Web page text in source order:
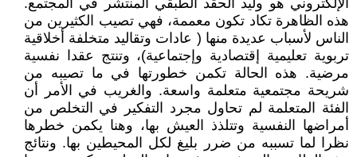
الإلكتروني هو وليد الحقد الطبقي المنتشر في المجتمع.
هذه الظاهرة تكاد تكون معممة، فهي تصيب الكثيرين من
الناس لأسباب عديدة منها ( عادات وتقاليد متخلفة أخلاقية
تربوية تعليمية إقتصادية وإجتماعية)، وتنتج عقدا نفسية
مرضية. هذه الحالة تكمن خطورتها في ما تصيبه من
شريحة مجتمعية متعلمة واسعة. والغريب في الأمر أن
الفئة المتعلمة لم تحاول مجرد التفكير في التخلص من
أمراضها النفسية وتتلذذ العيش بها، وهنا يكمن خطرها
نظرا لما تسببه من ضرر بليغ لكل المحيطين بها. ونتائج